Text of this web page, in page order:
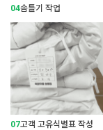
04솜틀기 작업
07고객 고유식별표 작성